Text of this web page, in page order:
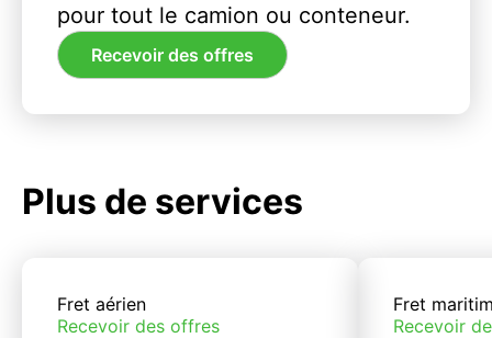
pour tout le camion ou conteneur.
Recevoir des offres
Plus de services
Fret aérien
Recevoir des offres
Fret
Recevoir